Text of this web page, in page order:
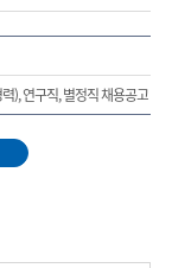
), 연구직, 별정직 채용공고